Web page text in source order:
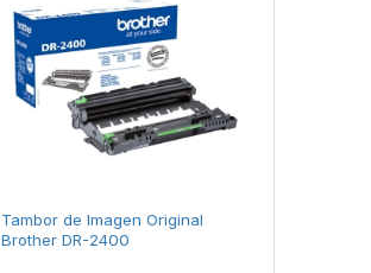
Tambor de Imagen Original
Brother DR-2400